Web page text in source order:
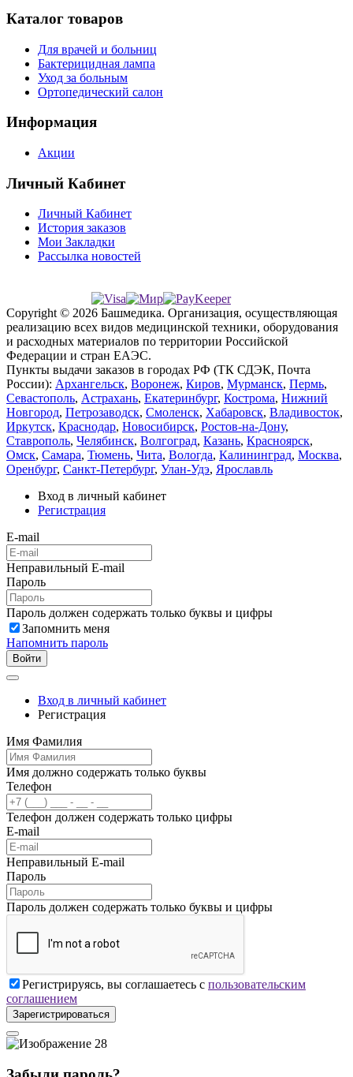
Каталог товаров
Для врачей и больниц
Бактерицидная лампа
Уход за больным
Ортопедический салон
Информация
Акции
Личный Кабинет
Личный Кабинет
История заказов
Мои Закладки
Рассылка новостей
Copyright © 2026 Башмедика. Организация, осуществляющая
реализацию всех видов медицинской техники, оборудования
и расходных материалов по территории Российской
Федерации и стран ЕАЭС.
Пункты выдачи заказов в городах РФ (ТК СДЭК, Почта
России): Архангельск, Воронеж, Киров, Мурманск, Пермь,
Севастополь, Астрахань, Екатеринбург, Кострома, Нижний
Новгород, Петрозаводск, Смоленск, Хабаровск, Владивосток,
Иркутск, Краснодар, Новосибирск, Ростов-на-Дону,
Ставрополь, Челябинск, Волгоград, Казань, Красноярск,
Омск, Самара, Тюмень, Чита, Вологда, Калининград, Москва,
Оренбург, Санкт-Петербург, Улан-Удэ, Ярославль
Вход в личный кабинет
Регистрация
E-mail
Неправильный E-mail
Пароль
Пароль должен содержать только буквы и цифры
Запомнить меня
Напомнить пароль
Войти
Вход в личный кабинет
Регистрация
Имя Фамилия
Имя должно содержать только буквы
Телефон
Телефон должен содержать только цифры
E-mail
Неправильный E-mail
Пароль
Пароль должен содержать только буквы и цифры
Регистрируясь, вы соглашаетесь с пользовательским
соглашением
Зарегистрироваться